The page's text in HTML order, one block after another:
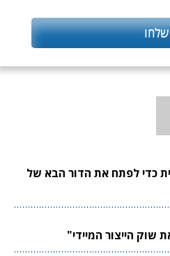
כדי לפתח את הדור הבא של